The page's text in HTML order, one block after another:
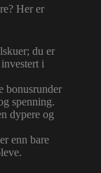
Her er
du er
i
bonusrunder
spenning.
dypere og
enn bare